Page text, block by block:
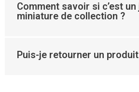
Comment savoir si c’est
miniature de collection ?
Puis-je retourner un